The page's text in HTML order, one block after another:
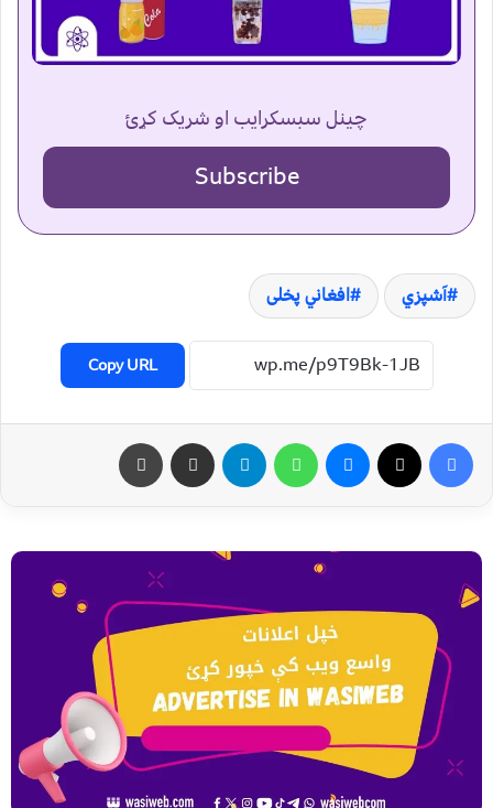
چینل سبسکرایب او شریک کړئ
Subscribe
آشپزي افغاني پخلی
Copy URL